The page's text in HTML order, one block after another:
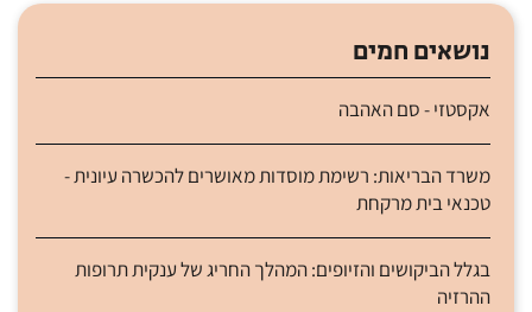
נושאים חמים
אקסטזי - סם האהבה
משרד הבריאות: רשימת מוסדות מאושרים להכשרה עיונית -
טכנאי בית מרקחת
בגלל הביקושים והזיופים: המהלך החריג של ענקית תרופות
ההרזיה